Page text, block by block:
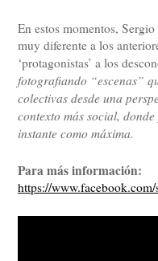
En estos momentos,
muy diferente a los
‘protagonistas’ a los
fotografiando “escenas”
colectivas desde una
contexto más social,
instante como máxima.
Para más información:
https://